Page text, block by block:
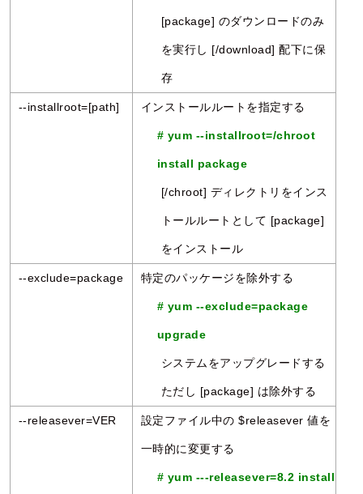
[package] のダウンロードのみ
を実行し [/download] 配下に保
存
--installroot=[path] インストールルートを指定する
# yum --installroot=/chroot
install package
[/chroot] ディレクトリをインス
トールルートとして [package]
をインストール
--exclude=package 特定のパッケージを除外する
# yum --exclude=package
upgrade
システムをアップグレードする
ただし [package] は除外する
--releasever=VER 設定ファイル中の $releasever 値を
一時的に変更する
# yum ---releasever=8.2 install